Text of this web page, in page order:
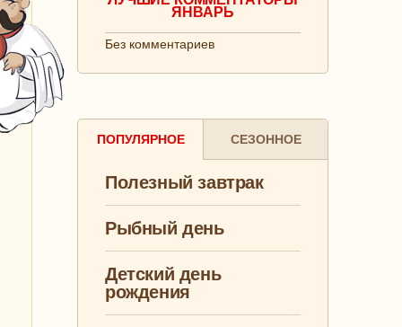
ЯНВАРЬ
Без комментариев
ПОПУЛЯРНОЕ СЕЗОННОЕ
Полезный завтрак
Рыбный день
Детский день
рождения